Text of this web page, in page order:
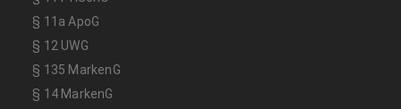
§ 11a ApoG
§ 12 UWG
§ 135 MarkenG
§ 14 MarkenG